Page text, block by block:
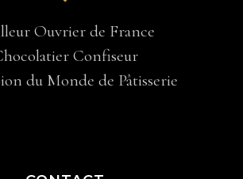
Ouvrier de France
Confiseur
du Monde de Pâtisserie